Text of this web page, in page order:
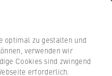
HWR Berlin
optimal zu gestalten und
verwenden wir
Cookies sind zwingend
erforderlich.